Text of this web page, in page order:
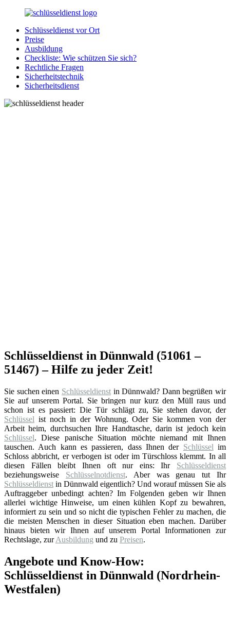
Zurück
Inhalt
SchluesseldienstDirekt.de
Ihre
Notlage
wird
gelöst!
Schlüsseldienst vor Ort
Preise
Ausbildung
Checkliste: Wie schützen Sie sich?
Rechtliche Fragen
Sicherheitstechnik
Sicherheitsdienst
Schlüsseldienst in Dünnwald (51061 –
51467) – Hilfe zu jeder Zeit!
Sie suchen einen Schlüsseldienstin Dünnwald? Dann begrüßen wir
Sie auf unserem Portal. Sie bringen nur kurz den Müll raus und
schon ist es passiert: Die Tür schlägt zu, Sie stehen davor, der
Schlüssel ist noch in der Wohnung. Oder Sie kommen von der
Arbeit heim, durchsuchen Ihre Handtasche, darin ist jedoch kein
Schlüssel. Diese panische Situation möchte niemand mit Ihnen
tauschen. Auch kann es passieren, dass Ihnen der Schlüssel im
Schloss abbricht, er verbogen ist oder im Türschloss klemmt. In all
diesen Fällen bleibt Ihnen oft nur eins: Ihr Schlüsseldienst
beziehungsweise Schlüsselnotdienst. Aber was genau tut Ihr
Schlüsseldienst in Dünnwald eigentlich? Und worauf müssen Sie als
Auftraggeber unbedingt achten? Im Folgenden geben wir Ihnen
allerlei wichtige Hinweise, um einen kühlen Kopf zu bewahren,
informiert zu sein und so nicht die typischen Fehler zu machen, die
die meisten Menschen in dieser Situation eben machen. Darüber
hinaus bieten wir Ihnen auf unserem Portal Informationen zur
Rechtslage, zurAusbildung und zu Preisen.
Angebote und Know-How:
Schlüsseldienst in Dünnwald (Nordrhein-
Westfalen)